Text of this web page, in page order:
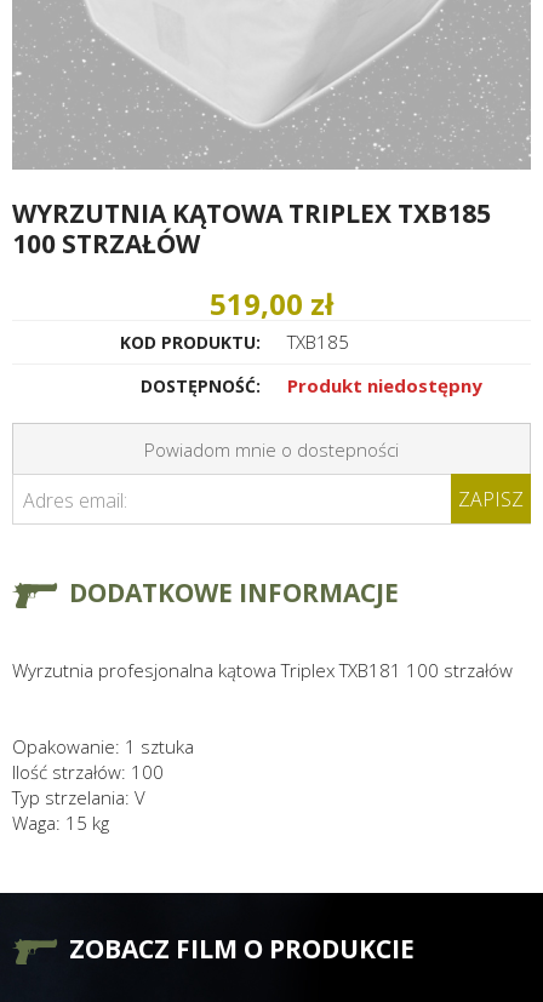
WYRZUTNIA KĄTOWA TRIPLEX TXB185
100 STRZAŁÓW
519,00 zł
KOD PRODUKTU: TXB185
DOSTĘPNOŚĆ: Produkt niedostępny
Powiadom mnie o dostepności
Adres email: ZAPISZ
DODATKOWE INFORMACJE
Wyrzutnia profesjonalna kątowa Triplex TXB181 100 strzałów
Opakowanie: 1 sztuka
Ilość strzałów: 100
Typ strzelania: V
Waga: 15 kg
ZOBACZ FILM O PRODUKCIE